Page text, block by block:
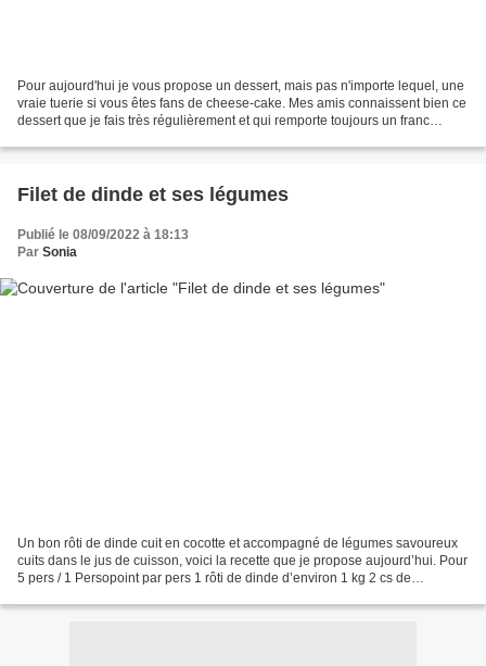
Pour aujourd'hui je vous propose un dessert, mais pas n'importe lequel, une
vraie tuerie si vous êtes fans de cheese-cake. Mes amis connaissent bien ce
dessert que je fais très régulièrement et qui remporte toujours un franc
Filet de dinde et ses légumes
Publié le 08/09/2022 à 18:13
Par Sonia
Un bon rôti de dinde cuit en cocotte et accompagné de légumes savoureux
cuits dans le jus de cuisson, voici la recette que je propose aujourd’hui. Pour
5 pers / 1 Persopoint par pers 1 rôti de dinde d’environ 1 kg 2 cs de